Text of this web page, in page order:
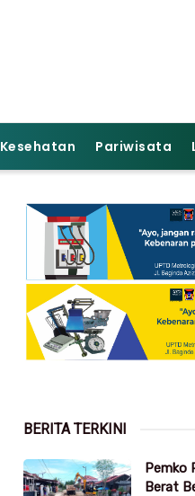
Kesehatan Pariwisata
BERITA TERKINI
Pemko
Berat